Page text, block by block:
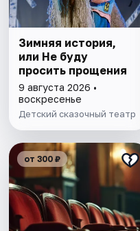
Зимняя история,
или Не буду
просить прощения
9 августа 2026 •
воскресенье
Детский сказочный театр
от 300 ₽